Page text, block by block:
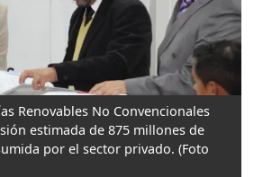
Renovables No Convencionales
estimada de 875 millones de
por el sector privado. (Foto